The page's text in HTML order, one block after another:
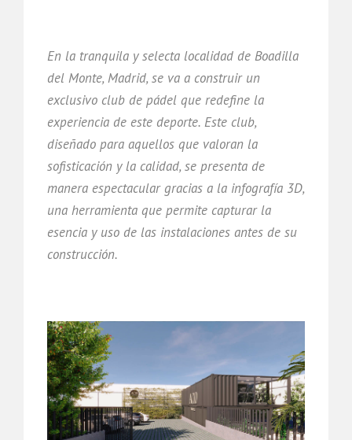
En la tranquila y selecta localidad de Boadilla
del Monte, Madrid, se va a construir un
exclusivo club de pádel que redefine la
experiencia de este deporte. Este club,
diseñado para aquellos que valoran la
sofisticación y la calidad, se presenta de
manera espectacular gracias a la infografía 3D,
una herramienta que permite capturar la
esencia y uso de las instalaciones antes de su
construcción.